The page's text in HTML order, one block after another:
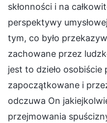
skłonności i na
perspektywy
tym, co było
zachowane przez
jest to dzieło osobiście
zapoczątkowane i
odczuwa On
przejmowania